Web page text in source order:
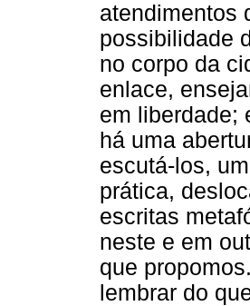
atendimentos
possibilidade
no corpo da
enlace,
em liberdade;
há uma
escutá-los,
prática,
escritas
neste e em
que
lembrar do